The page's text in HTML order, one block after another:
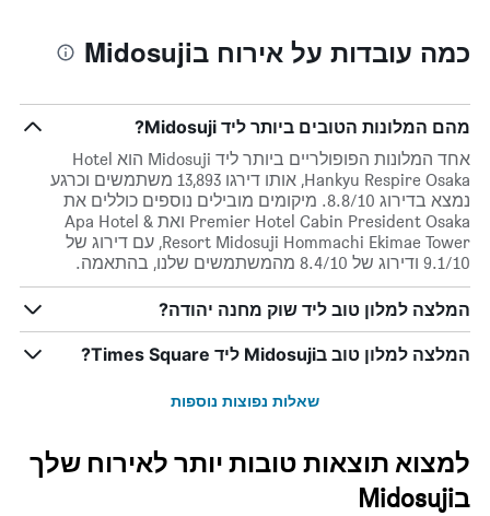
כמה עובדות על אירוח בMidosuji
מהם המלונות הטובים ביותר ליד Midosuji?
אחד המלונות הפופולריים ביותר ליד Midosuji הוא Hotel
Hankyu Respire Osaka, אותו דירגו 13,893 משתמשים וכרגע
נמצא בדירוג 8.8/10. מיקומים מובילים נוספים כוללים את
Premier Hotel Cabin President Osaka ואת Apa Hotel &
Resort Midosuji Hommachi Ekimae Tower, עם דירוג של
9.1/10 ודירוג של 8.4/10 מהמשתמשים שלנו, בהתאמה.
המלצה למלון טוב ליד שוק מחנה יהודה?
המלצה למלון טוב בMidosuji ליד Times Square?
שאלות נפוצות נוספות
למצוא תוצאות טובות יותר לאירוח שלך
בMidosuji